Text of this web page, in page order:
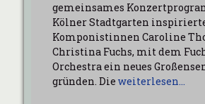
gemeinsames
Kölner Stadtgarten
Komponistinnen Caroline
Christina Fuchs, mit dem
Orchestra ein neues
gründen. Die weiterlesen…